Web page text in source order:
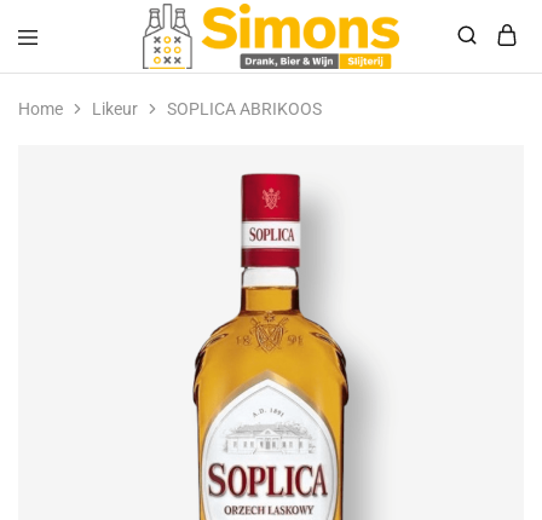
Simonsdrank.nl
Drank,
Bier
&
Home Likeur SOPLICA ABRIKOOS